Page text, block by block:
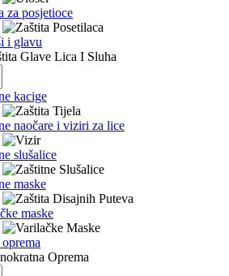
za posjetioce
i glavu
kacige
naočare i viziri za lice
slušalice
maske
maske